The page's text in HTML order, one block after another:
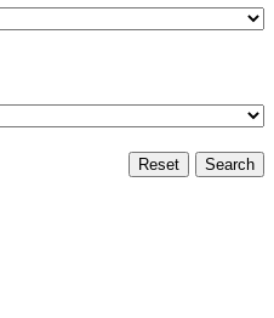
Search
Reset